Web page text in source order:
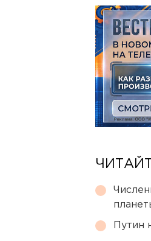
Путин